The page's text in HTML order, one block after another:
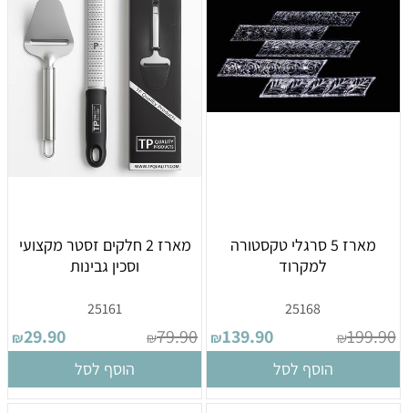
מארז 5 סרגלי טקסטורה
למקרוד
25168
₪199.90
₪139.90
הוסף לסל
מארז 2 חלקים זסטר מקצועי
וסכין גבינות
25161
₪79.90
₪29.90
הוסף לסל